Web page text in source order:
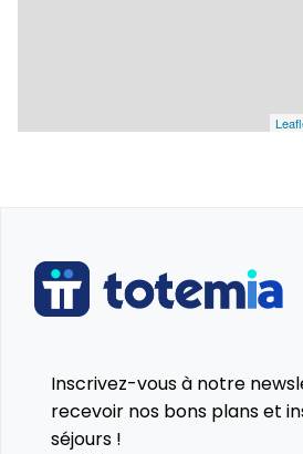
dans chacune des disciplines,
tonique.
Inscrivez-vous à notre
recevoir nos bons plans et
séjours !